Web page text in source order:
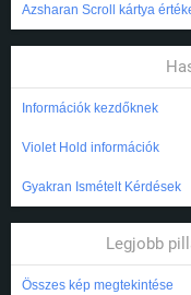
Azsharan Scroll kártya
Információk kezdőknek
Violet Hold információk
Gyakran Ismételt Kérdések
Legjobb
Összes kép megtekintése